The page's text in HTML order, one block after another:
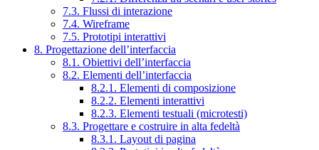
7.3. Flussi di interazione
7.4. Wireframe
7.5. Prototipi interattivi
8. Progettazione dell’interfaccia
8.1. Obiettivi dell’interfaccia
8.2. Elementi dell’interfaccia
8.2.1. Elementi di composizione
8.2.2. Elementi interattivi
8.2.3. Elementi testuali (microtesti)
8.3. Progettare e costruire in alta fedeltà
8.3.1. Layout di pagina